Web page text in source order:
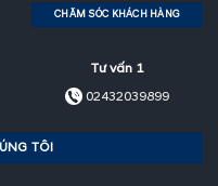
CHĂM SÓC KHÁCH HÀNG
Tư vấn 1
02432039899
TÔI